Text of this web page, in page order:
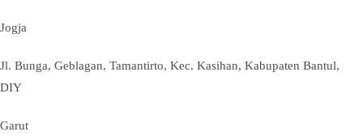
Jogja
Jl. Bunga, Geblagan, Tamantirto, Kec. Kasihan, Kabupaten Bantul,
DIY
Garut